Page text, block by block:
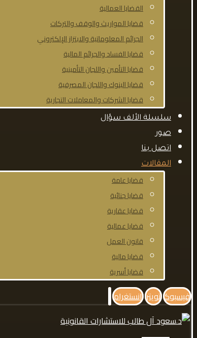
القضايا العمالية
قضايا المواريث والوقف والتركات
الجرائم المعلوماتية والابتزاز الإلكتروني
قضايا الفساد والجرائم المالية
قضايا التأمين واللجان التأمينية
قضايا البنوك واللجان المصرفية
قضايا الشركات والمعاملات التجارية
سلسلة الألف سؤال
صور
اتصل بنا
المقالات
قضايا عامة
قضايا جنائية
قضايا عقارية
قضايا عمالية
قانون العمل
قضايا مالية
قضايا أسرية
فيسبوك تويتر انستغرام